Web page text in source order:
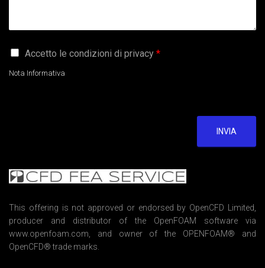
G
P
e
n
*
Accetto le condizioni di privacy *
Nota Informativa
INVIA
This offering is not approved or endorsed by OpenCFD Limited,
producer and distributor of the OpenFOAM software via
www.openfoam.com, and owner of the OPENFOAM® and
OpenCFD® trade marks.